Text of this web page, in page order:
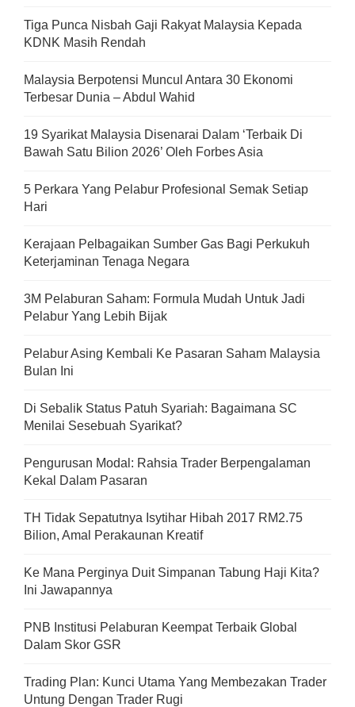
Tiga Punca Nisbah Gaji Rakyat Malaysia Kepada
KDNK Masih Rendah
Malaysia Berpotensi Muncul Antara 30 Ekonomi
Terbesar Dunia – Abdul Wahid
19 Syarikat Malaysia Disenarai Dalam ‘Terbaik Di
Bawah Satu Bilion 2026’ Oleh Forbes Asia
5 Perkara Yang Pelabur Profesional Semak Setiap
Hari
Kerajaan Pelbagaikan Sumber Gas Bagi Perkukuh
Keterjaminan Tenaga Negara
3M Pelaburan Saham: Formula Mudah Untuk Jadi
Pelabur Yang Lebih Bijak
Pelabur Asing Kembali Ke Pasaran Saham Malaysia
Bulan Ini
Di Sebalik Status Patuh Syariah: Bagaimana SC
Menilai Sesebuah Syarikat?
Pengurusan Modal: Rahsia Trader Berpengalaman
Kekal Dalam Pasaran
TH Tidak Sepatutnya Isytihar Hibah 2017 RM2.75
Bilion, Amal Perakaunan Kreatif
Ke Mana Perginya Duit Simpanan Tabung Haji Kita?
Ini Jawapannya
PNB Institusi Pelaburan Keempat Terbaik Global
Dalam Skor GSR
Trading Plan: Kunci Utama Yang Membezakan Trader
Untung Dengan Trader Rugi